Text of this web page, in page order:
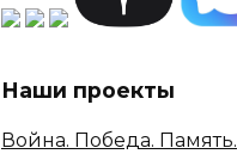
Наши проекты
Война. Победа. Память.